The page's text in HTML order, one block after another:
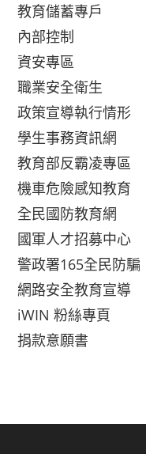
教育儲蓄專戶
內部控制
資安專區
職業安全衛生
政策宣導執行情形
學生事務資訊網
教育部反霸凌專區
機車危險感知教育
全民國防教育網
國軍人才招募中心
警政署165全民防騙
網路安全教育宣導
iWIN 粉絲專頁
捐款意願書